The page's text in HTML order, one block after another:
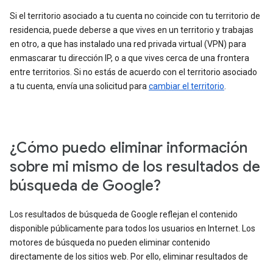
Si el territorio asociado a tu cuenta no coincide con tu territorio de
residencia, puede deberse a que vives en un territorio y trabajas
en otro, a que has instalado una red privada virtual (VPN) para
enmascarar tu dirección IP, o a que vives cerca de una frontera
entre territorios. Si no estás de acuerdo con el territorio asociado
a tu cuenta, envía una solicitud para cambiar el territorio
¿Cómo puedo eliminar información
sobre mi mismo de los resultados de
búsqueda de Google?
Los resultados de búsqueda de Google reflejan el contenido
disponible públicamente para todos los usuarios en Internet. Los
motores de búsqueda no pueden eliminar contenido
directamente de los sitios web. Por ello, eliminar resultados de